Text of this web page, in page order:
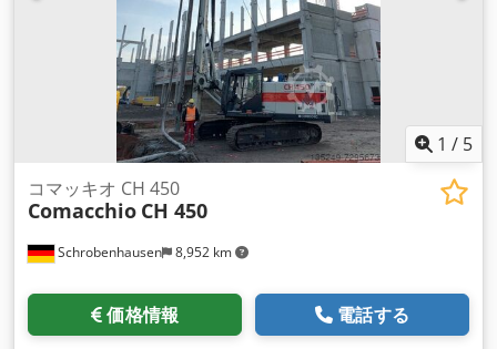
1 / 5
Schrobenhausen 8,952 km
コマッキオ CH 450
Comacchio CH 450
価格情報 電話する